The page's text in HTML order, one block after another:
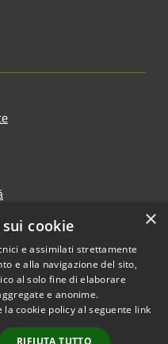
Copyright © 2026 • Comune di
Chiari • Powered by
Municipium• Accesso
×
cookie
e assimilati strettamente
e alla navigazione del sito,
al solo fine di elaborare
e anonime.
cookie policy al seguente link
RIFIUTA TUTTO